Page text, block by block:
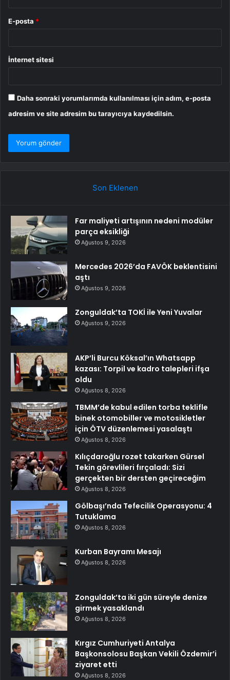
E-posta *
İnternet sitesi
Daha sonraki yorumlarımda kullanılması için adım, e-posta
adresim ve site adresim bu tarayıcıya kaydedilsin.
Son Eklenen
Far maliyeti artışının nedeni modüler
parça eksikliği
Ağustos 9, 2026
Mercedes 2026’da FAVÖK beklentisini
aştı
Ağustos 9, 2026
Zonguldak’ta TOKİ ile Yeni Yuvalar
Ağustos 9, 2026
AKP’li Burcu Köksal’ın Whatsapp
kazası: Torpil ve kadro talepleri ifşa
oldu
Ağustos 8, 2026
TBMM’de kabul edilen torba teklifle
binek otomobiller ve motosikletler
için ÖTV düzenlemesi yasalaştı
Ağustos 8, 2026
Kılıçdaroğlu rozet takarken Gürsel
Tekin görevlileri fırçaladı: Sizi
gerçekten bir dersten geçireceğim
Ağustos 8, 2026
Gölbaşı’nda Tefecilik Operasyonu: 4
Tutuklama
Ağustos 8, 2026
Kurban Bayramı Mesajı
Ağustos 8, 2026
Zonguldak’ta iki gün süreyle denize
girmek yasaklandı
Ağustos 8, 2026
Kırgız Cumhuriyeti Antalya
Başkonsolosu Başkan Vekili Özdemir’i
ziyaret etti
Ağustos 8, 2026